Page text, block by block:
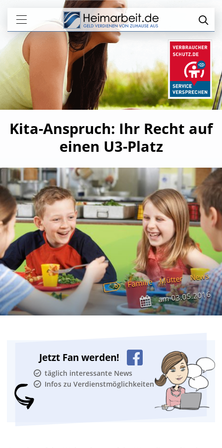
Kita-Anspruch: Ihr Recht auf
einen U3-Platz
Familie Mütter News
am03.05.2016
Jetzt Fan werden!
täglich interessante News
Infos zu Verdienstmöglichkeiten